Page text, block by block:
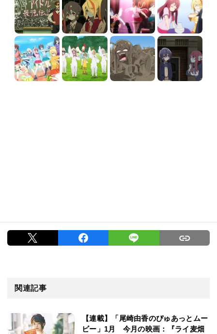
関連記事
【連載】「尾崎由香のぴゅあっとムー
ビー」1月 今月の映画：『ライ麦畑